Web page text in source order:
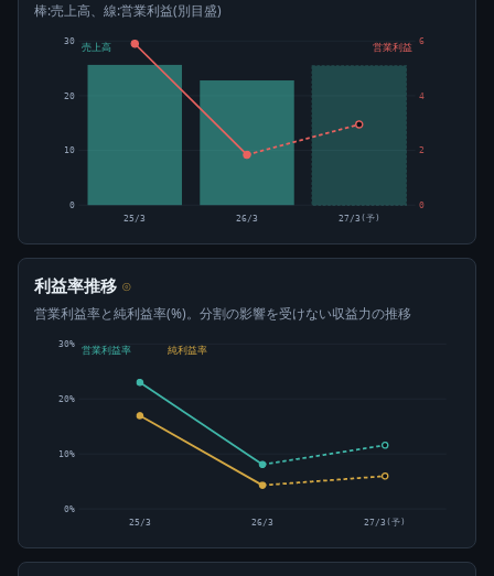
棒:売上高、線:営業利益(別目盛)
0
10
20
30
0
2
4
6
25/3 26/3 27/3(予)
売上高 営業利益
利益率推移 ⊙
営業利益率と純利益率(%)。分割の影響を受けない収益力の推移
0%
10%
20%
30%
営業利益率 純利益率
25/3 26/3 27/3(予)